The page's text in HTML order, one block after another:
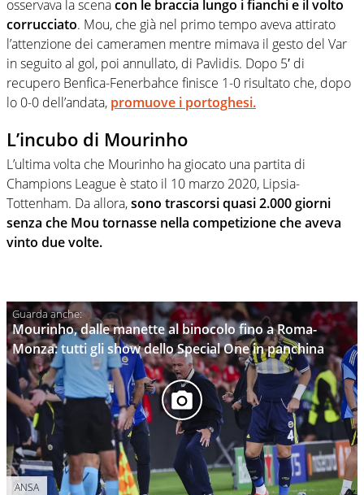
osservava la scenacon le braccia lungo i fianchi e il volto
corrucciato. Mou, che già nel primo tempo aveva attirato
l’attenzione dei cameramen mentre mimava il gesto del Var
in seguito al gol, poi annullato, di Pavlidis. Dopo 5′ di
recupero Benfica-Fenerbahce finisce 1-0 risultato che, dopo
lo 0-0 dell’andata, promuove i portoghesi.
L’incubo di Mourinho
L’ultima volta che Mourinho ha giocato una partita di
Champions League è stato il 10 marzo 2020, Lipsia-
Tottenham. Da allora,sono trascorsi quasi 2.000 giorni
senza che Mou tornasse nella competizione che aveva
vinto due volte.
Mourinho, dalle manette al binocolo fino a Roma-
Monza: tutti gli show dello Special One in panchina
ANSA